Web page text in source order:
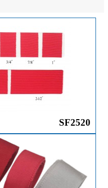
SF2520